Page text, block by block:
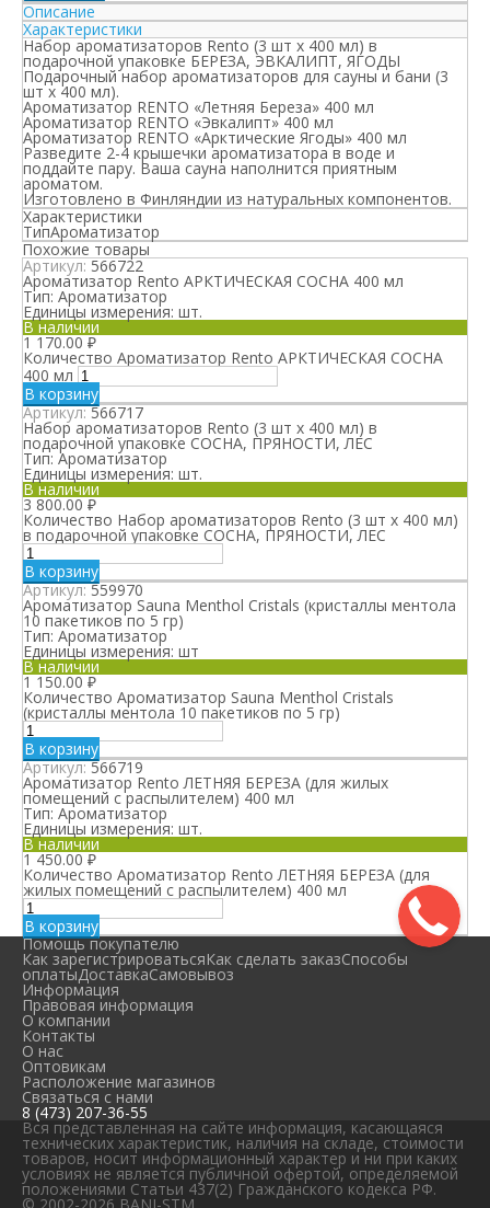
Описание
Характеристики
Набор ароматизаторов Rento (3 шт х 400 мл) в
подарочной упаковке БЕРЕЗА, ЭВКАЛИПТ, ЯГОДЫ
Подарочный набор ароматизаторов для сауны и бани (3
шт х 400 мл).
Ароматизатор RENTO «Летняя Береза» 400 мл
Ароматизатор RENTO «Эвкалипт» 400 мл
Ароматизатор RENTO «Арктические Ягоды» 400 мл
Разведите 2-4 крышечки ароматизатора в воде и
поддайте пару. Ваша сауна наполнится приятным
ароматом.
Изготовлено в Финляндии из натуральных компонентов.
Характеристики
ТипАроматизатор
Похожие товары
Артикул:566722
Ароматизатор Rento АРКТИЧЕСКАЯ СОСНА 400 мл
Тип: Ароматизатор
Единицы измерения: шт.
В наличии
1 170.00₽
Количество Ароматизатор Rento АРКТИЧЕСКАЯ СОСНА
400 мл
В корзину
Артикул:566717
Набор ароматизаторов Rento (3 шт х 400 мл) в
подарочной упаковке СОСНА, ПРЯНОСТИ, ЛЕС
Тип: Ароматизатор
Единицы измерения: шт.
В наличии
3 800.00₽
Количество Набор ароматизаторов Rento (3 шт х 400 мл)
в подарочной упаковке СОСНА, ПРЯНОСТИ, ЛЕС
В корзину
Артикул:559970
Ароматизатор Sauna Menthol Cristals (кристаллы ментола
10 пакетиков по 5 гр)
Тип: Ароматизатор
Единицы измерения: шт
В наличии
1 150.00₽
Количество Ароматизатор Sauna Menthol Cristals
(кристаллы ментола 10 пакетиков по 5 гр)
В корзину
Артикул:566719
Ароматизатор Rento ЛЕТНЯЯ БЕРЕЗА (для жилых
помещений с распылителем) 400 мл
Тип: Ароматизатор
Единицы измерения: шт.
В наличии
1 450.00₽
Количество Ароматизатор Rento ЛЕТНЯЯ БЕРЕЗА (для
жилых помещений с распылителем) 400 мл
В корзину
Помощь покупателю
Как зарегистрироватьсяКак сделать заказСпособы
оплатыДоставкаСамовывоз
Информация
Правовая информация
О компании
Контакты
О нас
Оптовикам
Расположение магазинов
Связаться с нами
8 (473) 207-36-55
Вся представленная на сайте информация, касающаяся
технических характеристик, наличия на складе, стоимости
товаров, носит информационный характер и ни при каких
условиях не является публичной офертой, определяемой
положениями Статьи 437(2) Гражданского кодекса РФ.